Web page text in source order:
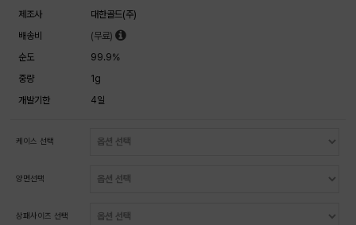
제조사
대한골드(주)
배송비
(무료)
순도
99.9%
중량
1g
개발기한
4일
케이스 선택
양면선택
상패사이즈 선택